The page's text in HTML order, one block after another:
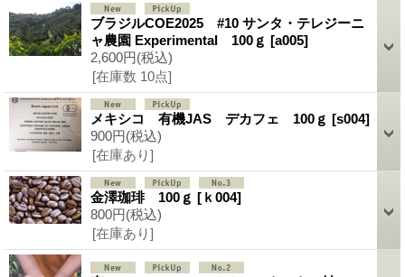
ブラジルCOE2025 #10 サンタ・テレジーニ
ャ農園 Experimental 100ｇ [a005]
2,600円(税込)
[在庫数 10点]
メキシコ 有機JAS デカフェ 100ｇ [s004]
900円(税込)
[在庫あり]
金澤珈琲 100ｇ [ｋ004]
800円(税込)
[在庫あり]